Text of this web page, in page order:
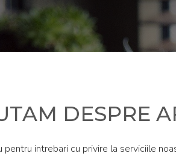
DESPRE
intrebari cu privire la serviciile